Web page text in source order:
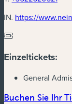
IN. https://
Einzeltickets:
General
Buchen Sie Ihr